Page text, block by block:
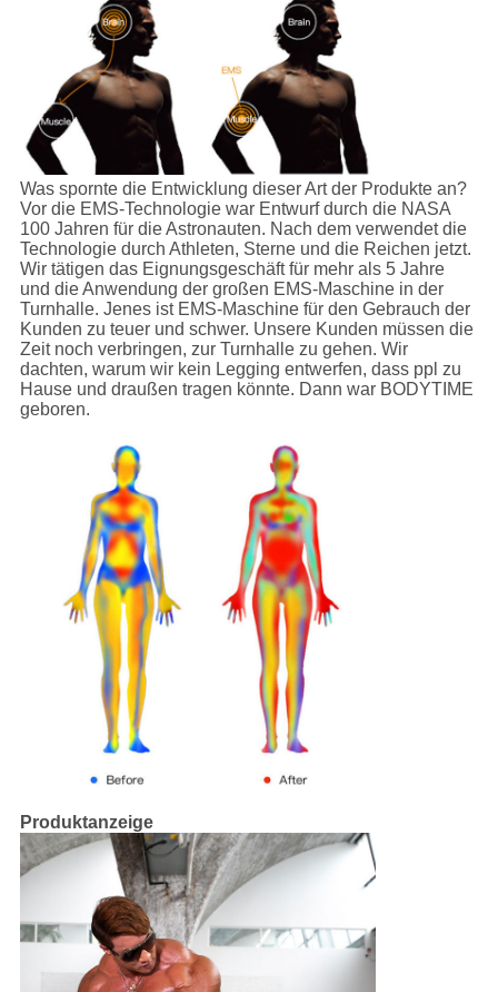
Was spornte die Entwicklung dieser Art der Produkte an?
Vor die EMS-Technologie war Entwurf durch die NASA
100 Jahren für die Astronauten. Nach dem verwendet die
Technologie durch Athleten, Sterne und die Reichen jetzt.
Wir tätigen das Eignungsgeschäft für mehr als 5 Jahre
und die Anwendung der großen EMS-Maschine in der
Turnhalle. Jenes ist EMS-Maschine für den Gebrauch der
Kunden zu teuer und schwer. Unsere Kunden müssen die
Zeit noch verbringen, zur Turnhalle zu gehen. Wir
dachten, warum wir kein Legging entwerfen, dass ppl zu
Hause und draußen tragen könnte. Dann war BODYTIME
geboren.
Produktanzeige